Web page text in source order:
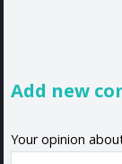
Add new
Your opinion